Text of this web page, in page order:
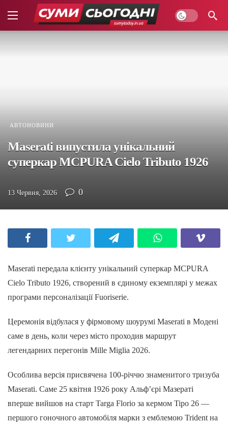
АВТОНОВИНИ
Maserati випустила унікальний
суперкар MCPURA Cielo Tributo 1926
13 Червня, 2026 0
Maserati передала клієнту унікальний суперкар MCPURA
Cielo Tributo 1926, створений в єдиному екземплярі у межах
програми персоналізації Fuoriserie.
Церемонія відбулася у фірмовому шоурумі Maserati в Модені
саме в день, коли через місто проходив маршрут
легендарних перегонів Mille Miglia 2026.
Особлива версія присвячена 100-річчю знаменитого тризуба
Maserati. Саме 25 квітня 1926 року Альф’єрі Мазераті
вперше вийшов на старт Targa Florio за кермом Tipo 26 —
першого гоночного автомобіля марки з емблемою Trident на